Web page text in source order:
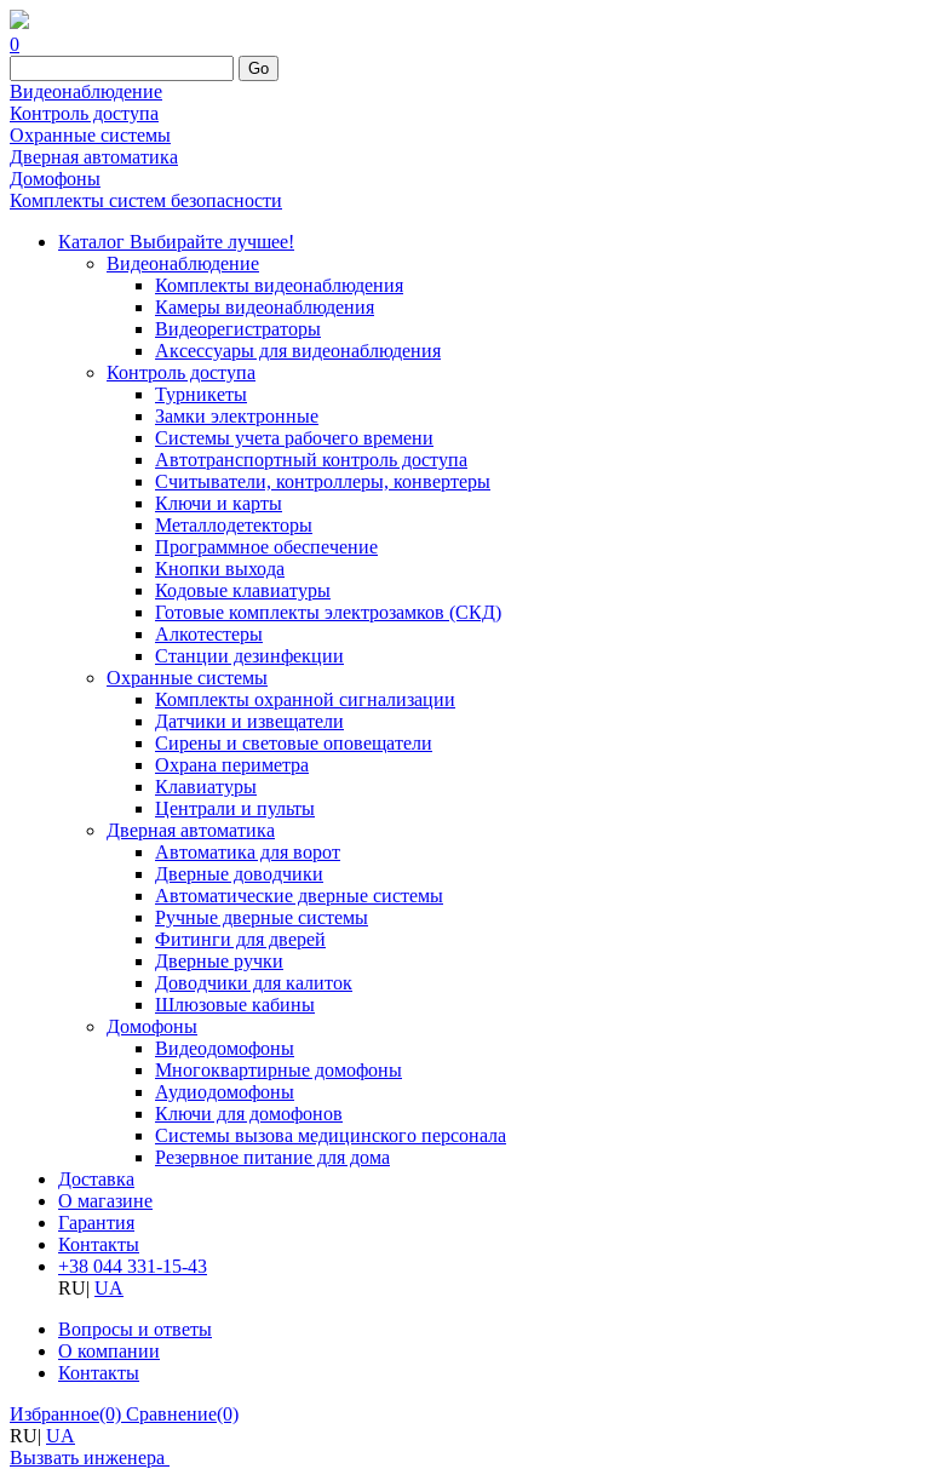
0
Go
Видеонаблюдение
Контроль доступа
Охранные системы
Дверная автоматика
Домофоны
Комплекты систем безопасности
Каталог Выбирайте лучшее!
Видеонаблюдение
Комплекты видеонаблюдения
Камеры видеонаблюдения
Видеорегистраторы
Аксессуары для видеонаблюдения
Контроль доступа
Турникеты
Замки электронные
Системы учета рабочего времени
Автотранспортный контроль доступа
Считыватели, контроллеры, конвертеры
Ключи и карты
Металлодетекторы
Программное обеспечение
Кнопки выхода
Кодовые клавиатуры
Готовые комплекты электрозамков (СКД)
Алкотестеры
Станции дезинфекции
Охранные системы
Комплекты охранной сигнализации
Датчики и извещатели
Сирены и световые оповещатели
Охрана периметра
Клавиатуры
Централи и пульты
Дверная автоматика
Автоматика для ворот
Дверные доводчики
Автоматические дверные системы
Ручные дверные системы
Фитинги для дверей
Дверные ручки
Доводчики для калиток
Шлюзовые кабины
Домофоны
Видеодомофоны
Многоквартирные домофоны
Аудиодомофоны
Ключи для домофонов
Системы вызова медицинского персонала
Резервное питание для дома
Доставка
О магазине
Гарантия
Контакты
+38 044 331-15-43
RU| UA
Вопросы и ответы
О компании
Контакты
Избранное(0) Сравнение(0)
RU| UA
Вызвать инженера